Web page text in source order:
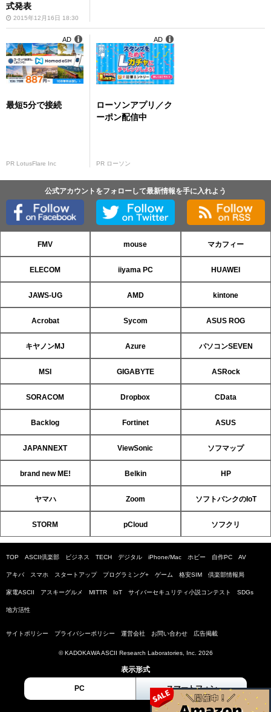
式発表
2015年12月16日 18:30
最短5分で接続
PR LotusFlare Inc
AD
ローソンアプリ／ク
ーポン配信中
PR ローソン
AD
公式アカウントをフォローして最新情報を手に入れよう
FMV mouse マカフィー
ELECOM iiyama PC HUAWEI
JAWS-UG AMD kintone
Acrobat Sycom ASUS ROG
キヤノンMJ Azure パソコンSEVEN
MSI GIGABYTE ASRock
SORACOM Dropbox CData
Backlog Fortinet ASUS
JAPANNEXT ViewSonic ソフマップ
brand new ME! Belkin HP
ヤマハ Zoom ソフトバンクのIoT
STORM pCloud ソフクリ
TOP ASCII倶楽部 ビジネス TECH デジタル iPhone/Mac ホビー 自作PC AV
アキバ スマホ スタートアップ プログラミング+ ゲーム 格安SIM 倶楽部情報局
家電ASCII アスキーグルメ MITTR IoT サイバーセキュリティ小説コンテスト SDGs
地方活性
サイトポリシー プライバシーポリシー 運営会社 お問い合わせ 広告掲載
© KADOKAWA ASCII Research Laboratories, Inc. 2026
表示形式
PC スマートフォン